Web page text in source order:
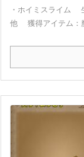
・ホイミスラ
他 獲得アイテム：